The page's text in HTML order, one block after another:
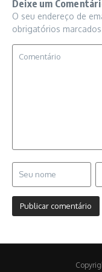
Deixe um
O seu endereço de
obrigatórios